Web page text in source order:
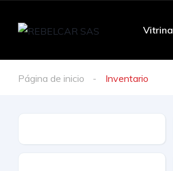
Vitrina
Página de inicio Inventario